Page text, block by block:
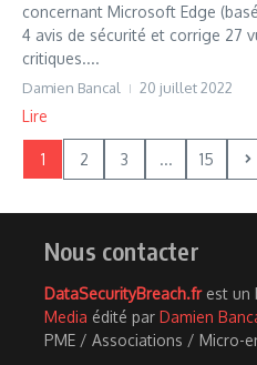
concernant Microsoft Edge
4 avis de sécurité et corrige 27
critiques....
Damien Bancal 20 juillet 2022
Lire
1 2 3 ... 15
Nous contacter
DataSecurityBreach.frest un
Media édité par Damien
PME / Associations / Micro-